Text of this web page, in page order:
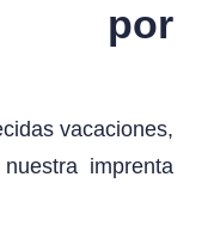
por
vacaciones,
imprenta